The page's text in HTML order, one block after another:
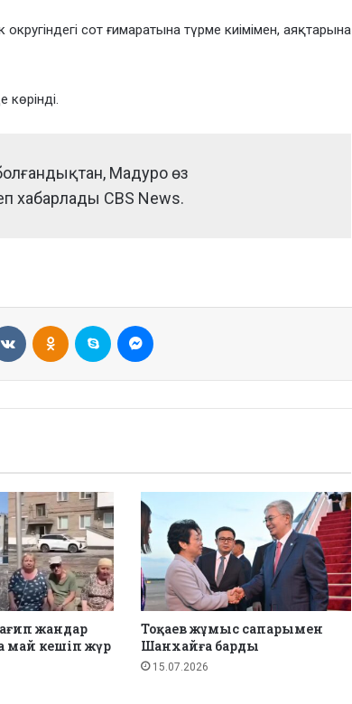
сот ғимаратына түрме киімімен, аяқтарына
көрінді.
Мадуро өз
хабарлады CBS News.
VKontakteOdnoklassniki
Skype
жандар
май кешіп жүр
Тоқаев жұмыс сапарымен
Шанхайға барды
15.07.2026